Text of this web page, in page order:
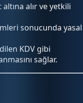
alır ve yetkili
sonucunda yasal
KDV gibi
sağlar.